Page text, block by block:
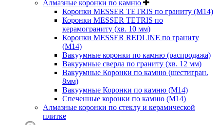
Алмазные коронки по камню
Коронки MESSER TETRIS по граниту (М14)
Коронки MESSER TETRIS по
керамограниту (хв. 10 мм)
Коронки MESSER REDLINE по граниту
(М14)
Вакуумные коронки по камню (распродажа)
Вакуумные сверла по граниту (хв. 12 мм)
Вакуумные Коронки по камню (шестигран.
8мм)
Вакуумные Коронки по камню (M14)
Спеченные коронки по камню (M14)
Алмазные коронки по стеклу и керамической
плитке